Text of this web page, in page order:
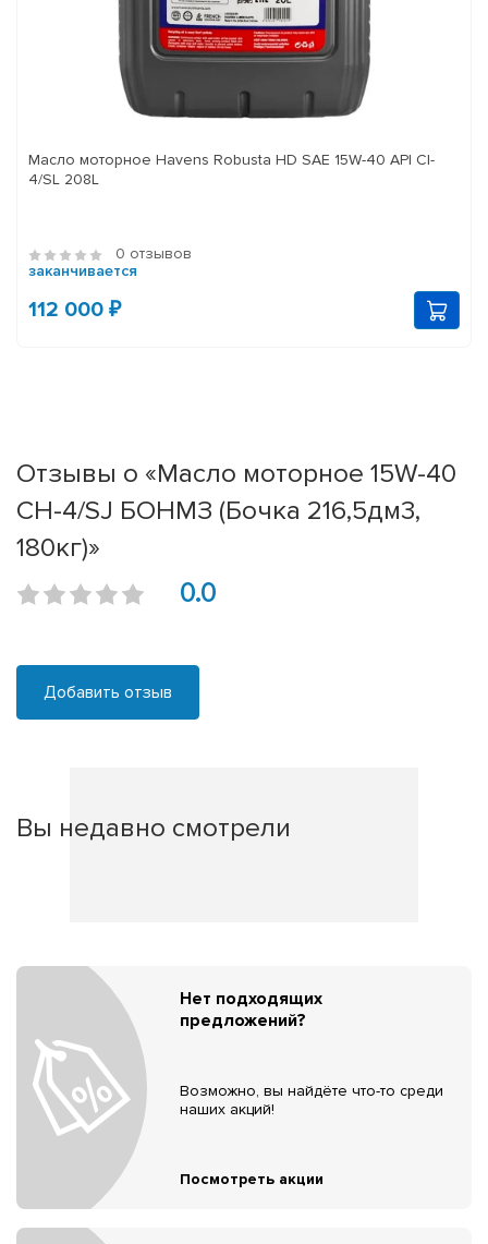
Масло моторное Havens Robusta HD SAE 15W-40 API CI-
4/SL 208L
0 отзывов
заканчивается
112 000 ₽
Отзывы о «Масло моторное 15W-40
CH-4/SJ БОНМЗ (Бочка 216,5дм3,
180кг)»
0.0
Добавить отзыв
Вы недавно смотрели
Нет подходящих
предложений?
Возможно, вы найдёте что-то среди
наших акций!
Посмотреть акции